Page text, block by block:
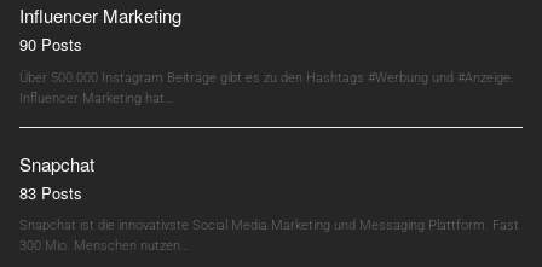
Influencer Marketing
90 Posts
Über 500.000 Instagram Beiträge gibt es zu den Hashtags #Werbung und #Anzeige.
Influencer Marketing hat…
Snapchat
83 Posts
Snapchat ist die innovativste Social Media Marketing und Messaging Plattform. Fast
300 Mio. Menschen nutzen…